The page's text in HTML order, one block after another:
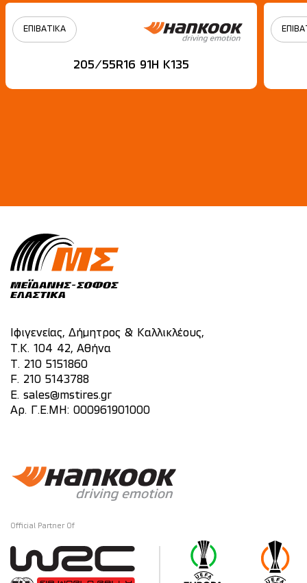
ΕΠΙΒΑΤΙΚΑ
205/55R16 91H Κ135
Ιφιγενείας, Δήμητρος & Καλλικλέους,
Τ.Κ. 104 42, Αθήνα
T. 210 5151860
F. 210 5143788
E. sales@mstires.gr
Αρ. Γ.Ε.ΜΗ: 000961901000
Official Partner Of